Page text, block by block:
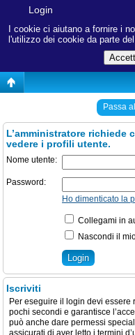
I cookie ci aiutano a fornire i
l'utilizzo dei cookie da parte
Login
Passa
L’amministratore richiede
vedere i profili utente.
Nome utente:
Password:
Ho dimenticato la
Collegami in
Nascondi il
Iscriviti
Per eseguire il login devi
pochi secondi e garantisce
può anche dare permessi
assicurati di aver letto i termini